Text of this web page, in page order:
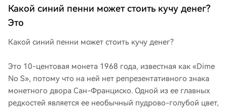
Какой синий пенни может стоить кучу денег?
Это
Какой синий пенни может стоить кучу денег?
Это 10-центовая монета 1968 года, известная как «Dime
No S», потому что на ней нет репрезентативного знака
монетного двора Сан-Франциско. Одной из ее главных
редкостей является ее необычный пудрово-голубой цвет,